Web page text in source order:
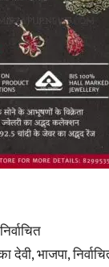
देवी, भाजपा,